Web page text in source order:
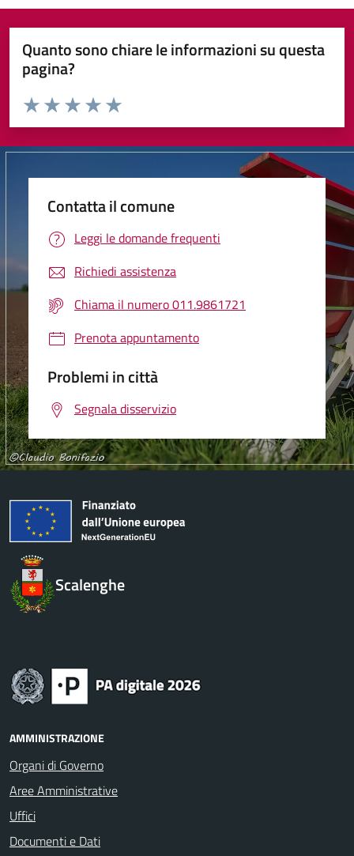
Quanto sono chiare le informazioni su questa
pagina?
Valuta da 1 a 5 stelle la pagina
Valuta 5 stelle su 5
Valuta 4 stelle su 5
Valuta 3 stelle su 5
Valuta 2 stelle su 5
Valuta 1 stelle su 5
Contatta il comune
Leggi le domande frequenti
Richiedi assistenza
Chiama il numero 011.9861721
Prenota appuntamento
Problemi in città
Segnala disservizio
Scalenghe
AMMINISTRAZIONE
Organi di Governo
Aree Amministrative
Uffici
Documenti e Dati